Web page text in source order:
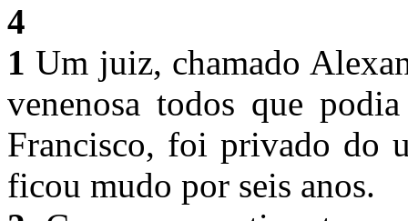
4
1 Um juiz, chamado
venenosa todos que
Francisco, foi privado do
ficou mudo por seis anos.